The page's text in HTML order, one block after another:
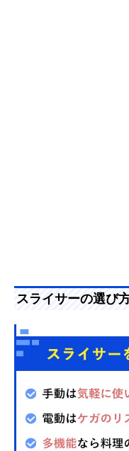
スライサーの選び